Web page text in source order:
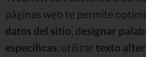
páginas web te permite
datos del sitio, designar
específicas, utilizar texto